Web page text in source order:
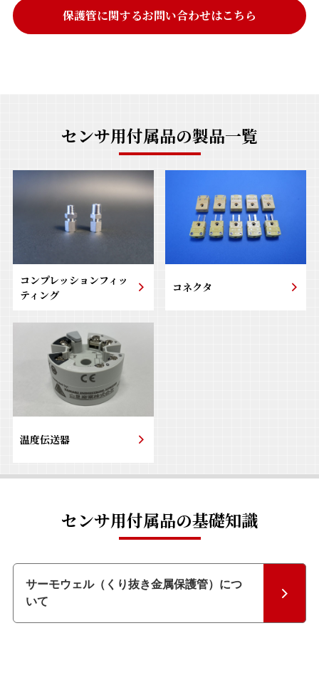
保護管に関するお問い合わせはこちら
センサ用付属品の製品一覧
コンプレッションフィッ
ティング
コネクタ
温度伝送器
センサ用付属品の基礎知識
サーモウェル（くり抜き金属保護管）につ
いて